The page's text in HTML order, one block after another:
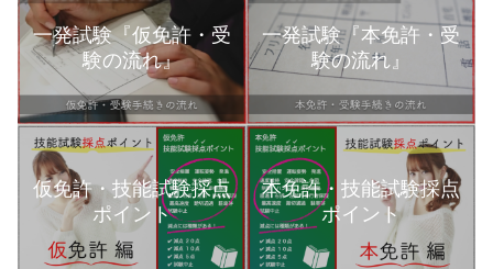
一発試験『仮免許・受
験の流れ』
一発試験『本免許・受
験の流れ』
仮免許・技能試験採点
ポイント
本免許・技能試験採点
ポイント